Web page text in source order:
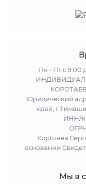
Пн - Пт с 9:00
Юридический
край,
ИНН/
ОГРН
Коротаев
основании
Мы в